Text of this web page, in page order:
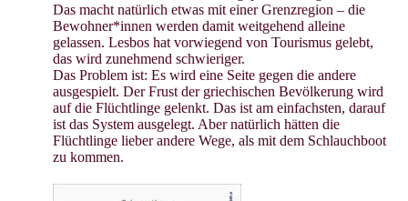
Das macht natürlich etwas mit einer Grenzregion – die
Bewohner*innen werden damit weitgehend alleine
gelassen. Lesbos hat vorwiegend von Tourismus gelebt,
das wird zunehmend schwieriger.
Das Problem ist: Es wird eine Seite gegen die andere
ausgespielt. Der Frust der griechischen Bevölkerung wird
auf die Flüchtlinge gelenkt. Das ist am einfachsten, darauf
ist das System ausgelegt. Aber natürlich hätten die
Flüchtlinge lieber andere Wege, als mit dem Schlauchboot
zu kommen.